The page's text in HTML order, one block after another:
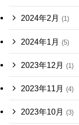
2024年2月 (1)
2024年1月 (5)
2023年12月 (1)
2023年11月 (4)
2023年10月 (3)